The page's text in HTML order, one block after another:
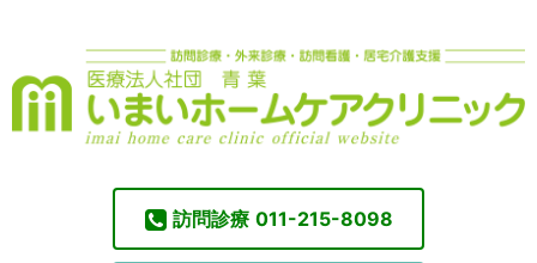
訪問診療 011-215-8098